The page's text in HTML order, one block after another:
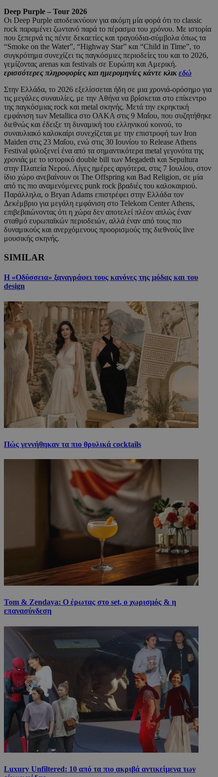
Deep Purple – Tour 2026
Οι Deep Purple αποδεικνύουν για ακόμη μία φορά ότι το classic
rock παραμένει ζωντανό παρά το πέρασμα του χρόνου. Με ιστορία
που ξεπερνά τις πέντε δεκαετίες και τραγούδια-σύμβολα όπως τα
“Smoke on the Water”, “Highway Star” και “Child in Time”, το
συγκρότημα συνεχίζει τις παγκόσμιες περιοδείες του και το 2026,
γεμίζοντας arenas και festivals σε Ευρώπη και Αμερική.
ερισσότερες πληροφορίες και ημερομηνίες κάντε κλικεδώ
Στην Ελλάδα, το 2026 εξελίσσεται ήδη σε μια χρονιά-ορόσημο για
τις μεγάλες συναυλίες, με την Aθήνα να βρίσκεται στο επίκεντρο
της παγκόσμιας rock και metal σκηνής. Μετά την εκρηκτική
εμφάνιση των Metallica στο ΟΑΚΑ στις 9 Μαΐου, που συζητήθηκε
διεθνώς και έδειξε τη δυναμική του ελληνικού κοινού, το
συναυλιακό καλοκαίρι συνεχίζεται με την επιστροφή των Iron
Maiden στις 23 Μαΐου, ενώ στις 30 Ιουνίου το Release Athens
Festival φιλοξενεί ένα από τα σημαντικότερα metal γεγονότα της
χρονιάς με το ιστορικό double bill των Megadeth και Sepultura
στην Πλατεία Νερού. Λίγες ημέρες αργότερα, στις 7 Ιουλίου, στον
ίδιο χώρο ανεβαίνουν οι The Offspring και Bad Religion, σε μία
από τις πιο αναμενόμενες punk rock βραδιές του καλοκαιριού.
Παράλληλα, ο Bryan Adams επιστρέφει στην Ελλάδα τον
Δεκέμβριο για μεγάλη εμφάνιση στο Telekom Center Athens,
επιβεβαιώνοντας ότι η χώρα δεν αποτελεί πλέον απλώς έναν
σταθμό ευρωπαϊκών περιοδειών, αλλά έναν από τους πιο
δυναμικούς και ανερχόμενους προορισμούς της διεθνούς live
μουσικής σκηνής.
SIMILAR
Η «Οδύσσεια» ξαναγράφει τους κανόνες της μόδας και του
design
Πώς γεννήθηκαν τα πιο θρυλικά cocktails
Tom & Zendaya: Ο έρωτας στο set, ο χωρισμός & η
επανασύνδεση
Luxury Unfiltered: 10 από τα πιο ακριβά αντικείμενα των